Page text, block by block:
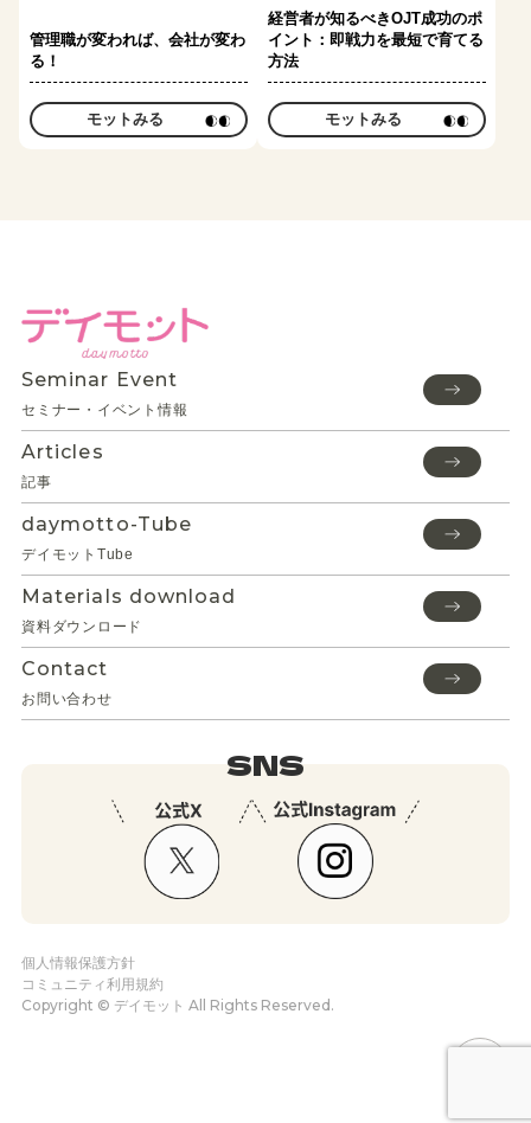
管理職が変われば、会社が変わ
る！
モットみる
経営者が知るべきOJT成功のポ
イント：即戦力を最短で育てる
方法
モットみる
Seminar Event
セミナー・イベント情報
Articles
記事
daymotto-Tube
デイモットTube
Materials download
資料ダウンロード
Contact
お問い合わせ
SNS
個人情報保護方針
コミュニティ利用規約
Copyright © デイモット All Rights Reserved.